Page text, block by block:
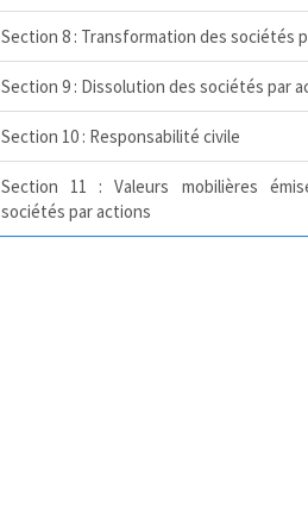
Section 8 : Transformation des sociétés
Section 9 : Dissolution des sociétés par
Section 10 : Responsabilité civile
Section 11 : Valeurs mobilières
sociétés par actions